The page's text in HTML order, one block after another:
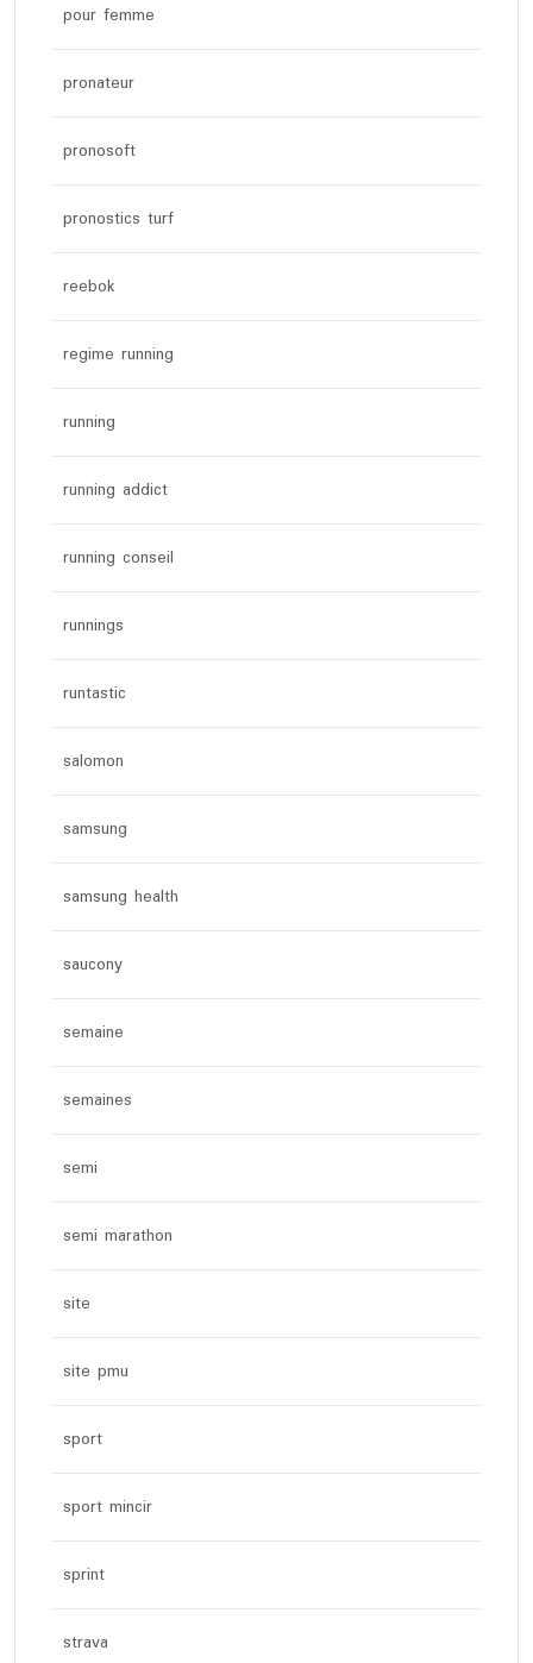
pour femme
pronateur
pronosoft
pronostics turf
reebok
regime running
running
running addict
running conseil
runnings
runtastic
salomon
samsung
samsung health
saucony
semaine
semaines
semi
semi marathon
site
site pmu
sport
sport mincir
sprint
strava